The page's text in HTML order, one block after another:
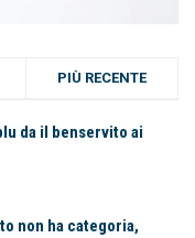
PIÙ RECENTE
da il benservito ai
non ha categoria,